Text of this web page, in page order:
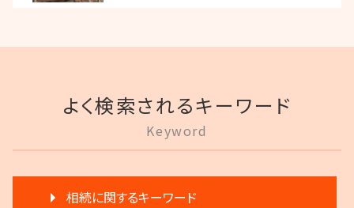
よく検索されるキーワード
Keyword
相続に関するキーワード